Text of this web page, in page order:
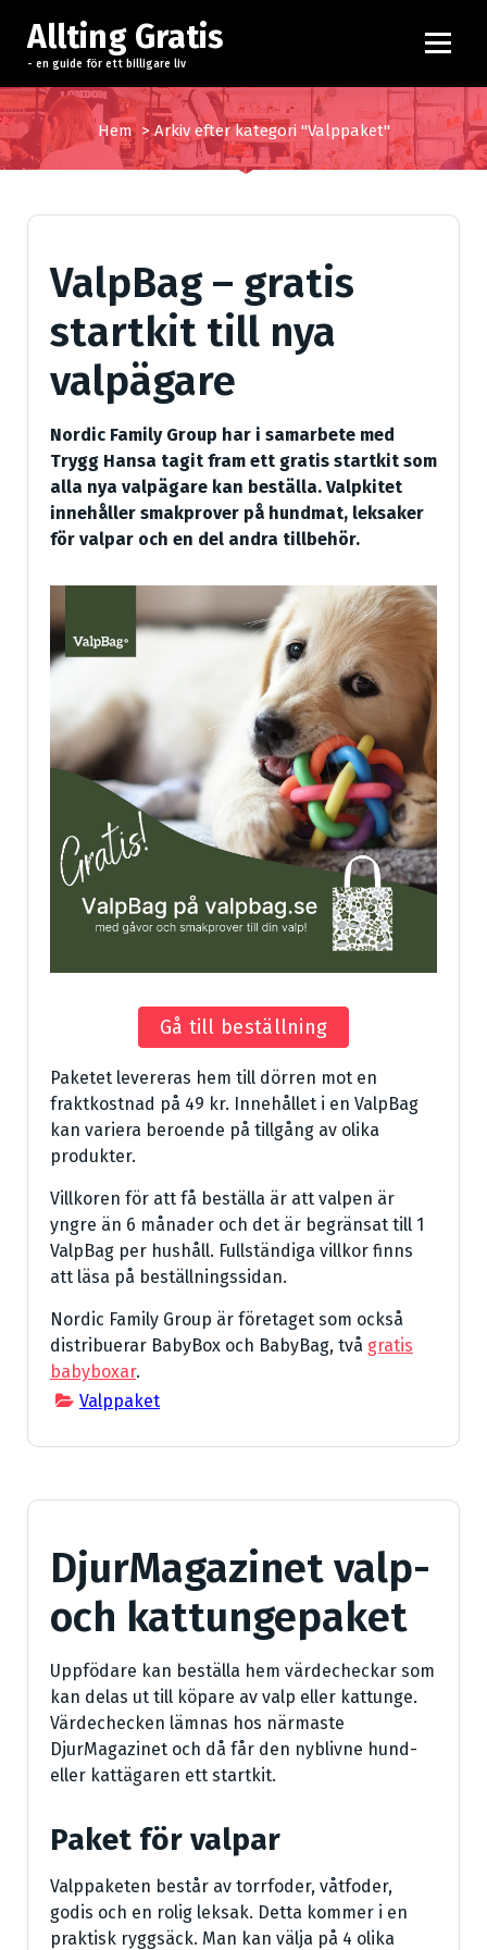
p
a
t
i
Allting Gratis
- en guide för ett billigare liv
Hem>Arkiv efter kategori "Valppaket"
ValpBag – gratis
startkit till nya
valpägare
Nordic Family Group har i samarbete med
Trygg Hansa tagit fram ett gratis startkit som
alla nya valpägare kan beställa. Valpkitet
innehåller smakprover på hundmat, leksaker
för valpar och en del andra tillbehör.
Gå till beställning
Paketet levereras hem till dörren mot en
fraktkostnad på 49 kr. Innehållet i en ValpBag
kan variera beroende på tillgång av olika
produkter.
Villkoren för att få beställa är att valpen är
yngre än 6 månader och det är begränsat till 1
ValpBag per hushåll. Fullständiga villkor finns
att läsa på beställningssidan.
Nordic Family Group är företaget som också
distribuerar BabyBox och BabyBag, två gratis
babyboxar.
Valppaket
DjurMagazinet valp-
och kattungepaket
Uppfödare kan beställa hem värdecheckar som
kan delas ut till köpare av valp eller kattunge.
Värdechecken lämnas hos närmaste
DjurMagazinet och då får den nyblivne hund-
eller kattägaren ett startkit.
Paket för valpar
Valppaketen består av torrfoder, våtfoder,
godis och en rolig leksak. Detta kommer i en
praktisk ryggsäck. Man kan välja på 4 olika